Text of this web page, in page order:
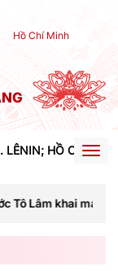
Hồ Chí Minh
LÊNIN; HỒ CHÍ
Hội nghị Trung